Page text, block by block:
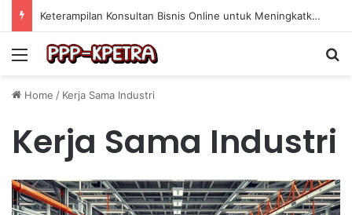
Keterampilan Konsultan Bisnis Online untuk Meningkatkan Pendapatan Berdasarkan Pengalaman Praktis
Menu
Home / Kerja Sama Industri
Kerja Sama Industri